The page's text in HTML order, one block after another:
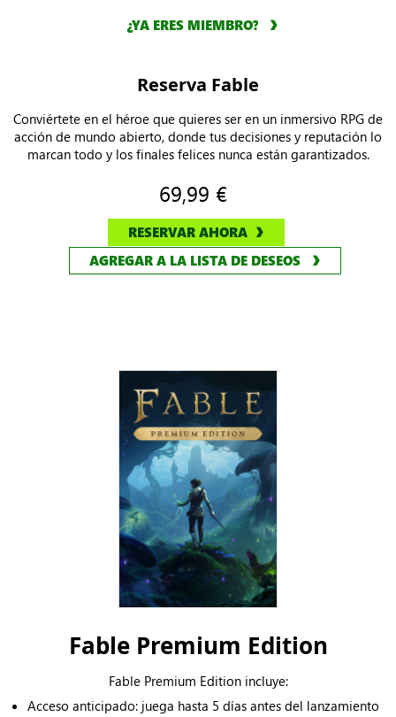
¿YA ERES MIEMBRO?
Reserva Fable
Conviértete en el héroe que quieres ser en un inmersivo RPG de
acción de mundo abierto, donde tus decisiones y reputación lo
marcan todo y los finales felices nunca están garantizados.
69,99 €
RESERVAR AHORA
Fable Premium Edition
Fable Premium Edition incluye: